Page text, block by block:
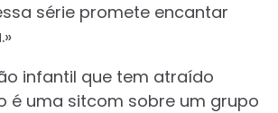
série promete encantar
infantil que tem atraído
é uma sitcom sobre um grupo